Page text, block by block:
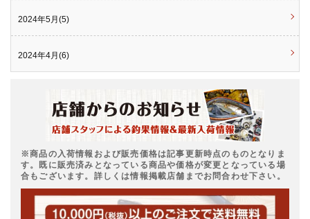
2024年5月(5)
2024年4月(6)
※商品の入荷情報および販売価格は記事更新時点のものとなりま
す。既に販売済みとなっている商品や価格が変更となっている場
合もございます。詳しくは情報掲載店舗までお問合わせ下さい。